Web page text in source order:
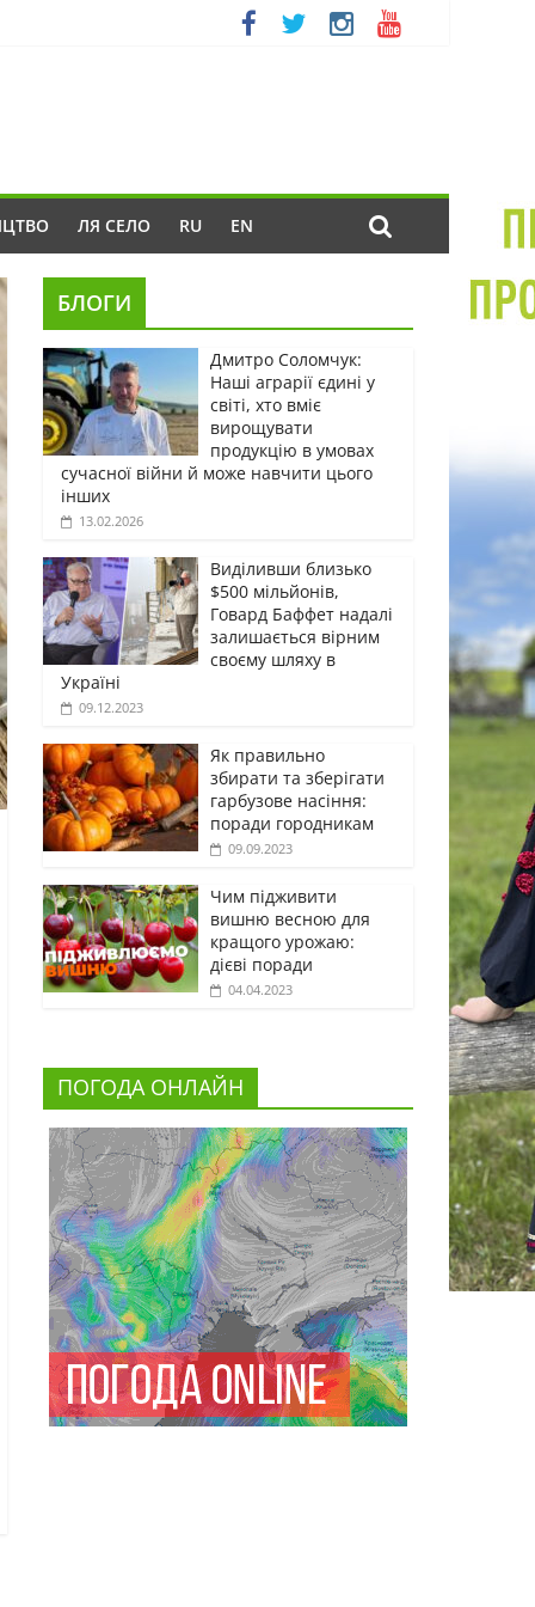
ЛЯ СЕЛО RU EN
БЛОГИ
Дмитро Соломчук:
Наші аграрії єдині у
світі, хто вміє
вирощувати
продукцію в умовах
сучасної війни й може навчити цього
інших
13.02.2026
Виділивши близько
$500 мільйонів,
Говард Баффет надалі
залишається вірним
своєму шляху в
Україні
09.12.2023
Як правильно
збирати та зберігати
гарбузове насіння:
поради городникам
09.09.2023
Чим підживити
вишню весною для
кращого урожаю:
дієві поради
04.04.2023
ПОГОДА ОНЛАЙН